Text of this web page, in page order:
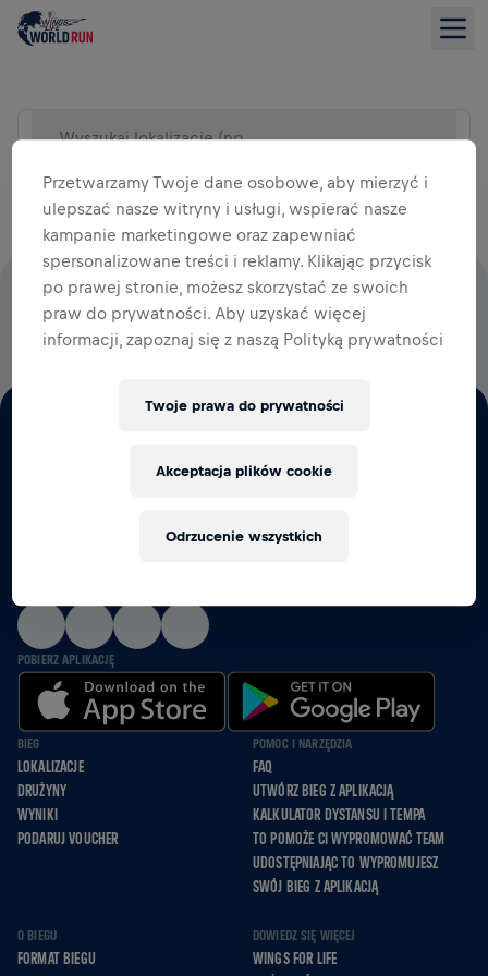
Wyszukaj lokalizację (np. miasto)
100% OPŁAT STARTOWYCH WESPRZE BADANIA NAD
RDZENIEM KRĘGOWYM
RAZEM BIEGNIEMY, JEDZIEMY NA WÓZKACH I
POBIERZ APLIKACJĘ
BIEG
LOKALIZACJE
DRUŻYNY
WYNIKI
PODARUJ VOUCHER
POMOC I NARZĘDZIA
FAQ
UTWÓRZ BIEG Z APLIKACJĄ
KALKULATOR DYSTANSU I TEMPA
TO POMOŻE CI WYPROMOWAĆ TEAM
UDOSTĘPNIAJĄC TO WYPROMUJESZ
SWÓJ BIEG Z APLIKACJĄ
O BIEGU
FORMAT BIEGU
DOWIEDZ SIĘ WIĘCEJ
WINGS FOR LIFE
Przetwarzamy Twoje dane osobowe, aby mierzyć i
ulepszać nasze witryny i usługi, wspierać nasze
kampanie marketingowe oraz zapewniać
spersonalizowane treści i reklamy. Klikając przycisk
po prawej stronie, możesz skorzystać ze swoich
praw do prywatności. Aby uzyskać więcej
informacji, zapoznaj się z naszą Polityką prywatności
Twoje prawa do prywatności
Odrzucenie wszystkich
Akceptacja plików cookie